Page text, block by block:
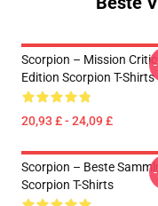
Scorpion – Mission
Edition Scorpion T-Shirts
20,93 £ - 24,09 £
Scorpion – Beste
Scorpion T-Shirts